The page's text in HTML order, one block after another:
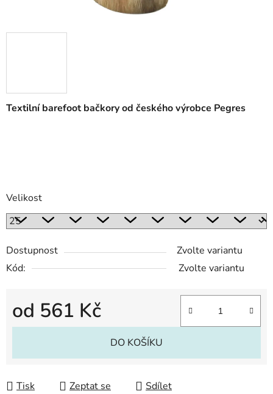
Textilní barefoot bačkory od českého výrobce Pegres
Velikost
Dostupnost
Zvolte variantu
Kód:
Zvolte variantu
od 561 Kč
Měrná cena:
DO KOŠÍKU
Tisk Zeptat se Sdílet